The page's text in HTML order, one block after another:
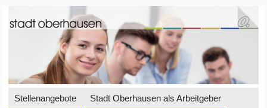
Stellenangebote Stadt Oberhausen als Arbeitgeber